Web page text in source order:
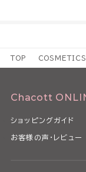
TOP COSMETICS
Chacott
ショッピングガイド
お客様の声・レビュー